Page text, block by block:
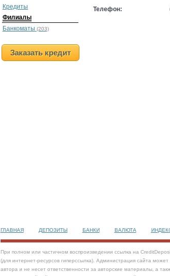
Кредиты
Филиалы
Банкоматы (203)
Заказать кредит
Телефон:
ГЛАВНАЯ ДЕПОЗИТЫ БАНКИ ВАЛЮТА
При полном или частичном воспроизведении ссылка на
(для интернет-ресурсов гиперссылка). Администрация сайта
автора и не несет ответственности за авторские материалы, а